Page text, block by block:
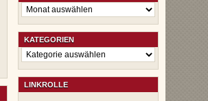
Archiv
KATEGORIEN
Kategorien
LINKROLLE